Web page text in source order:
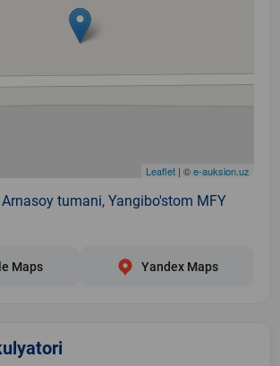
Leaflet | ©e-auksion.uz
tumani, Yangibo'stom MFY
Maps Yandex Maps